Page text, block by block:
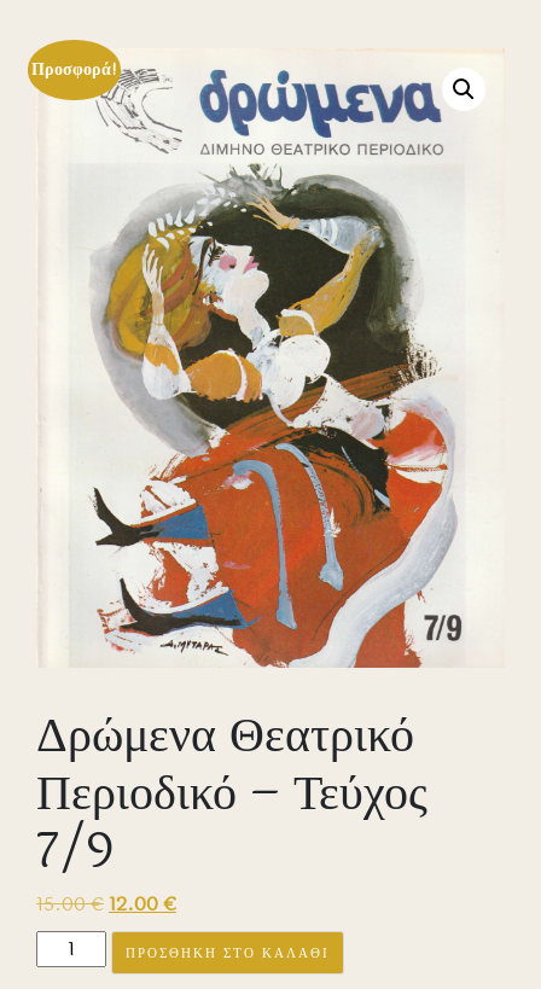
Προσφορά!
Δρώμενα Θεατρικό
Περιοδικό – Τεύχος
7/9
15.00€Original
price
was:
12.00€Η
τρέχουσα
τιμή
Δρώμενα
Θεατρικό
ΠΡΟΣΘΉΚΗ ΣΤΟ ΚΑΛΆΘΙ